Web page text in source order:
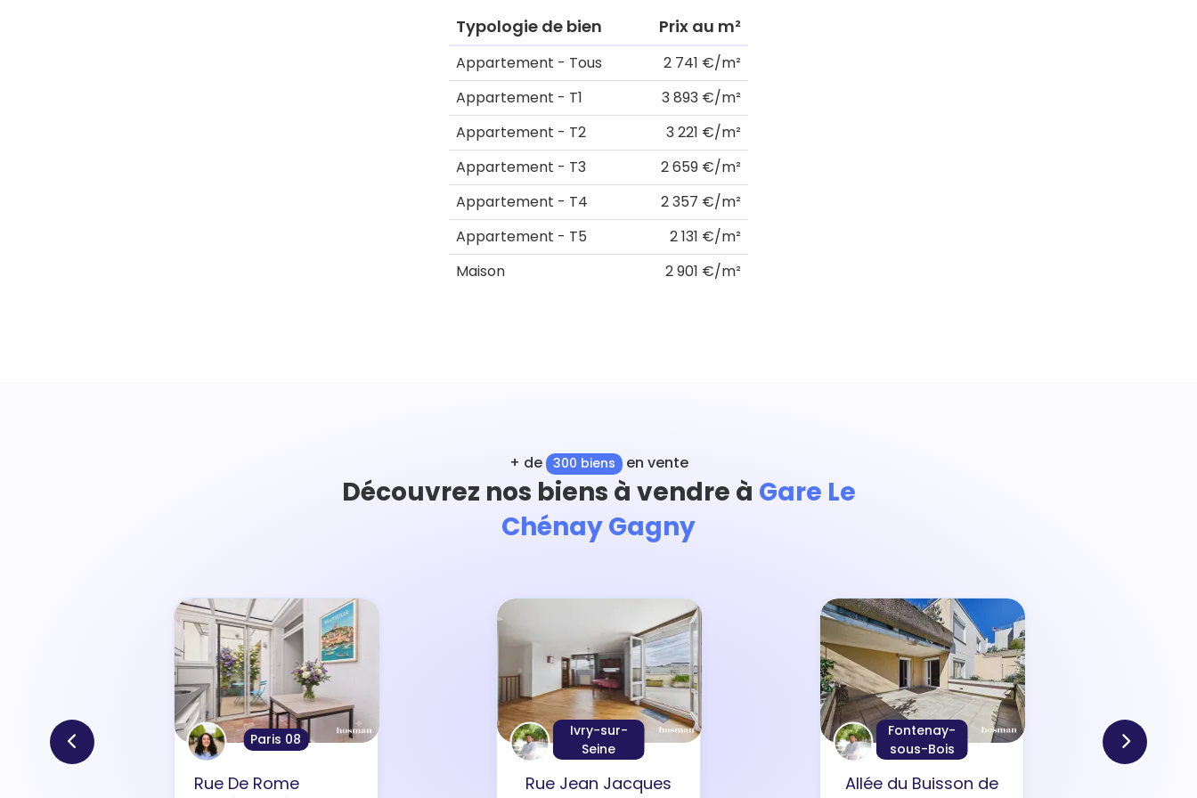
Typologie de bien Prix au m²
Appartement - Tous
2 741 €/m²
Appartement - T1
3 893 €/m²
Appartement - T2
3 221 €/m²
Appartement - T3
2 659 €/m²
Appartement - T4
2 357 €/m²
Appartement - T5
2 131 €/m²
Maison
2 901 €/m²
+ de 300 biens en vente
Découvrez nos biens à vendre à Gare Le
Chénay Gagny
Paris 08
Rue De Rome
Ivry-sur-
Seine
Rue Jean Jacques
Fontenay-
sous-Bois
Allée du Buisson de